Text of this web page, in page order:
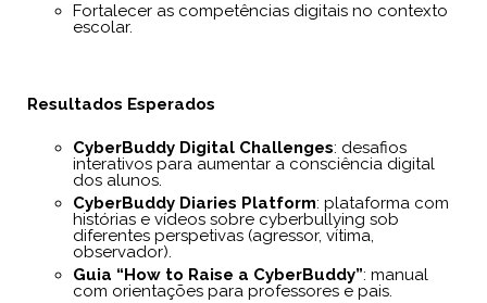
Fortalecer as competências digitais no contexto
escolar.
Resultados Esperados
CyberBuddy Digital Challenges: desafios
interativos para aumentar a consciência digital
dos alunos.
CyberBuddy Diaries Platform: plataforma com
histórias e vídeos sobre cyberbullying sob
diferentes perspetivas (agressor, vítima,
observador).
Guia “How to Raise a CyberBuddy”: manual
com orientações para professores e pais.